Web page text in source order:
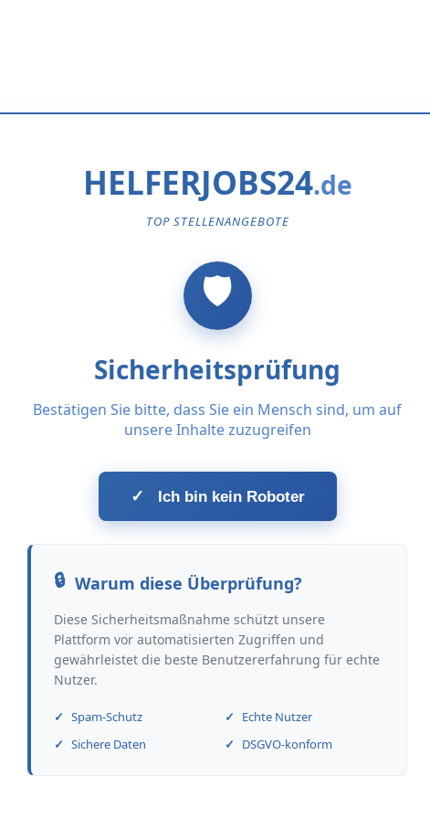
HELFERJOBS24
TOP STELLENANGEBOTE
Sicherheitsprüfung
Bestätigen Sie bitte, dass Sie ein Mensch sind, um auf
unsere Inhalte zuzugreifen
✓ Ich bin kein Roboter
Warum diese Überprüfung?
Diese Sicherheitsmaßnahme schützt unsere
Plattform vor automatisierten Zugriffen und
gewährleistet die beste Benutzererfahrung für echte
Nutzer.
Spam-Schutz
Echte Nutzer
Sichere Daten
DSGVO-konform